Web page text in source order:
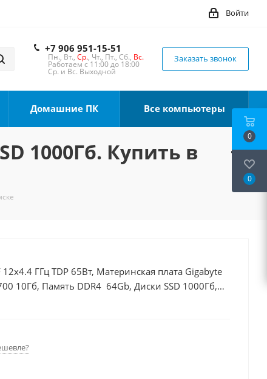
Войти
+7 906 951-15-51
Пн., Вт., Ср., Чт., Пт., Сб., Вс.
Работаем с 11:00 до 18:00
Ср. и Вс. Выходной
Заказать звонок
Домашние ПК Все компьютеры
1000Гб. Купить в
ГГц TDP 65Вт, Материнская плата Gigabyte
10Гб, Память DDR4 64Gb, Диски SSD 1000Гб,
0
0